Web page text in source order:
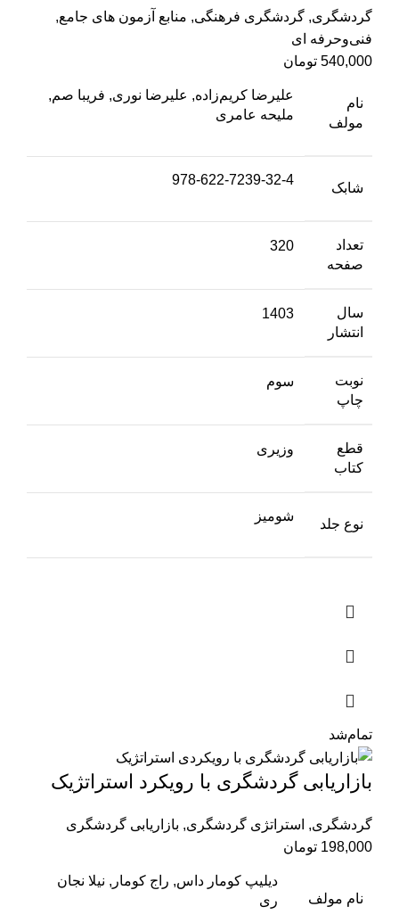
گردشگری, گردشگری فرهنگی, منابع آزمون های جامع,
فنی‌وحرفه‌ ای
540,000 تومان
نام
مولف
علیرضا کریم‌زاده, علیرضا نوری, فریبا صم,
ملیحه عامری
شابک
978-622-7239-32-4
تعداد
صفحه
320
سال
انتشار
1403
نوبت
چاپ
سوم
قطع
کتاب
وزیری
نوع جلد
شومیز
تمام‌شد
بازاریابی گردشگری با رویکرد استراتژیک
گردشگری, استراتژی گردشگری, بازاریابی گردشگری
198,000 تومان
نام مولف
دیلیپ کومار داس, راج کومار, نیلا نجان
ری